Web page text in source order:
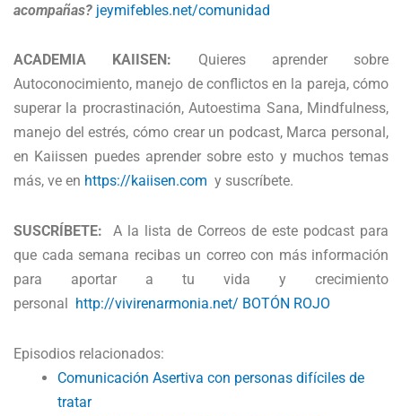
acompañas? jeymifebles.net/comunidad
ACADEMIA KAIISEN: Quieres aprender sobre
Autoconocimiento, manejo de conflictos en la pareja, cómo
superar la procrastinación, Autoestima Sana, Mindfulness,
manejo del estrés, cómo crear un podcast, Marca personal,
en Kaiissen puedes aprender sobre esto y muchos temas
más, ve en https://kaiisen.com y suscríbete.
SUSCRÍBETE:
A la lista de Correos de este podcast para
que cada semana recibas un correo con más información
para aportar a tu vida y crecimiento
personal http://vivirenarmonia.net/ BOTÓN ROJO
Episodios relacionados:
Comunicación Asertiva con personas difíciles de
tratar